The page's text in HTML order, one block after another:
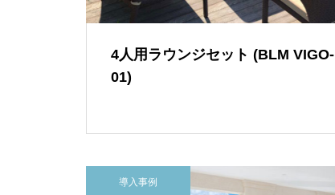
4人用ラウンジセット (BLM VIGO-
01)
導入事例